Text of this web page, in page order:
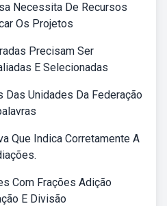
Necessita De Recursos
Os Projetos
Precisam Ser
E Selecionadas
Das Unidades Da Federação
Que Indica Corretamente A
Com Frações Adição
E Divisão